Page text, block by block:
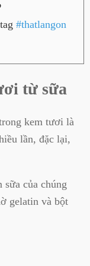
#thatlangon
từ sữa
kem tươi là
lần, đặc lại,
của chúng
gelatin và bột